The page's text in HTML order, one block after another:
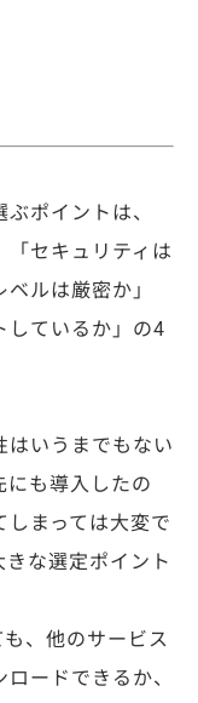
ポイントは、
「セキュリティは
ルは厳密か」
しているか」の4
はいうまでもない
にも導入したの
まっては大変で
な選定ポイント
、他のサービス
ードできるか、